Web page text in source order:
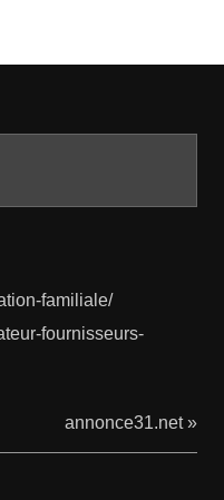
familiale/
fournisseurs-
annonce31.net »